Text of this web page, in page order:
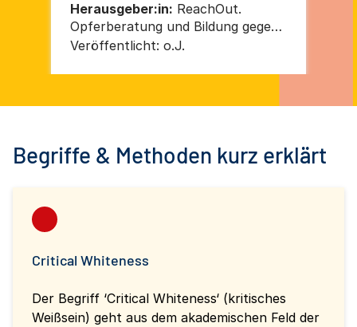
Herausgeber:in: ReachOut.
Opferberatung und Bildung gegen
Rechtsextremismus, Rassismus
Grenzenlos / TheaterX
Veröffentlicht: o.J.
Begriffe & Methoden kurz erklärt
Critical Whiteness
Der Begriff ‘Critical Whiteness‘ (kritisches
Weißsein) geht aus dem akademischen Feld der